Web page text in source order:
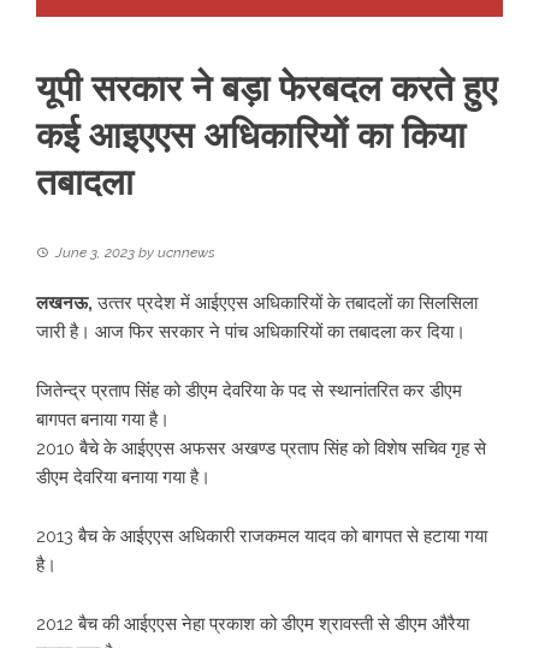
यूपी सरकार ने बड़ा फेरबदल करते हुए
कई आइएएस अध‍िकार‍ियों का किया
तबादला
June 3, 2023 by ucnnews
लखनऊ, उत्‍तर प्रदेश में आईएएस अध‍िकार‍ियों के तबादलों का स‍िलस‍िला
जारी है। आज फ‍िर सरकार ने पांच अध‍िकार‍ियों का तबादला कर द‍िया।
ज‍ितेन्‍द्र प्रताप स‍िंंह को डीएम देवर‍िया के पद से स्‍थानांतर‍ित कर डीएम
बागपत बनाया गया है।
2010 बैचे के आईएएस अफसर अखण्ड प्रताप सिंह को विशेष सचिव गृह से
डीएम देवरिया बनाया गया है।
2013 बैच के आईएएस अध‍िकारी राजकमल यादव को बागपत से हटाया गया
है।
2012 बैच की आईएएस नेहा प्रकाश को डीएम श्रावस्ती से डीएम औरैया